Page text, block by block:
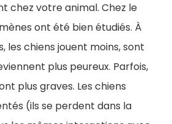
chez votre animal. Chez le
ont été bien étudiés. À
les chiens jouent moins, sont
plus peureux. Parfois,
plus graves. Les chiens
(ils se perdent dans la